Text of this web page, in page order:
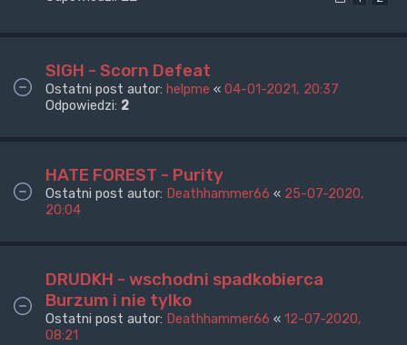
SIGH - Scorn Defeat
Ostatni post autor: helpme « 04-01-2021, 20:37
Odpowiedzi: 2
HATE FOREST - Purity
Ostatni post autor: Deathhammer66 « 25-07-2020,
20:04
DRUDKH - wschodni spadkobierca
Burzum i nie tylko
Ostatni post autor: Deathhammer66 « 12-07-2020,
08:21